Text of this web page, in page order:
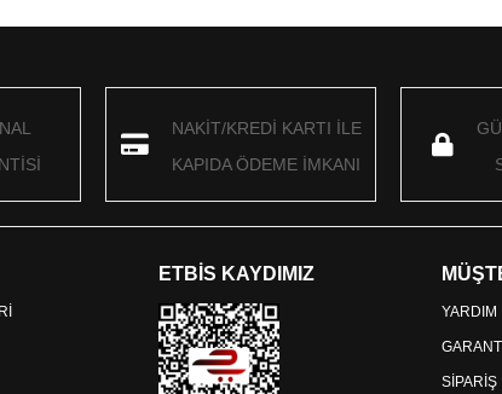
NAKİT/KREDİ KARTI İLE
KAPIDA ÖDEME İMKANI
ETBİS KAYDIMIZ
YARDIM
SİPARİŞ